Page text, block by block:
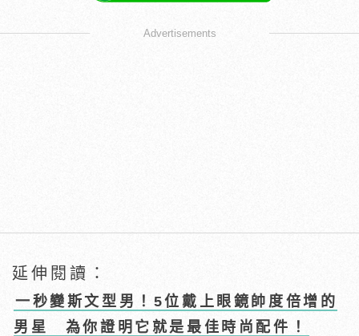
Advertisements
延伸閱讀：
一秒變斯文型男！5位戴上眼鏡帥度倍增的
男星 為你證明它就是最佳時尚配件！